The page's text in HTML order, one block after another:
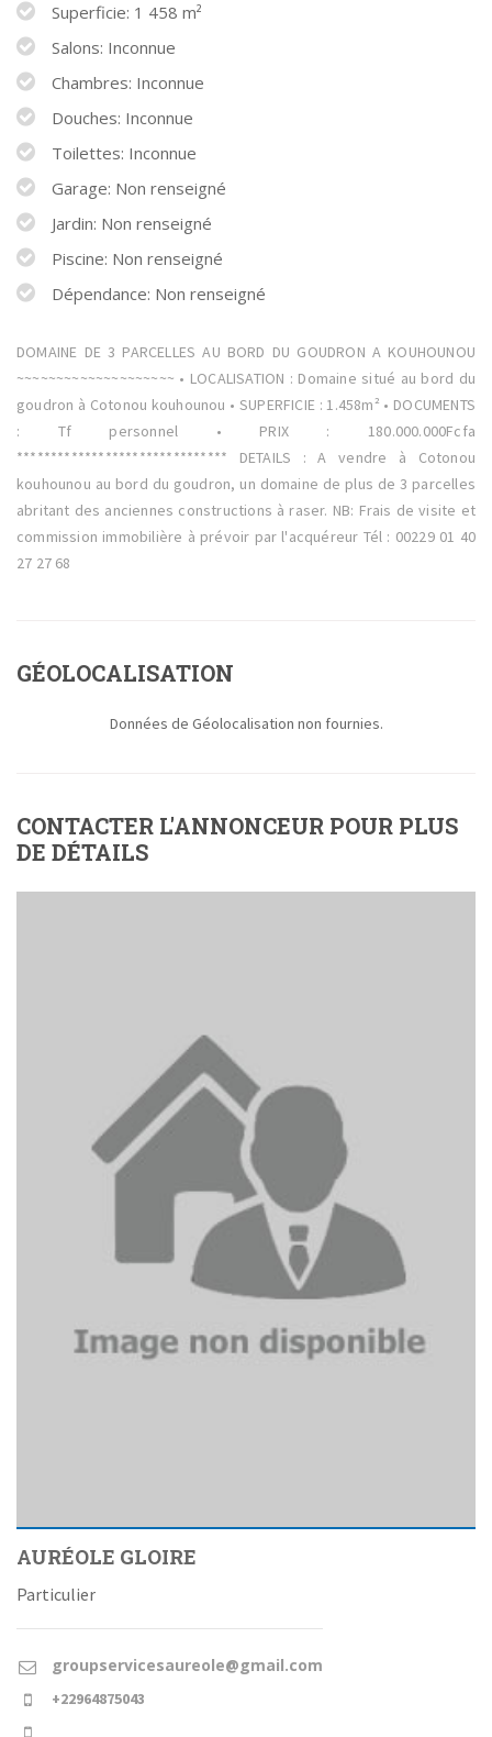
Superficie: 1 458 m²
Salons: Inconnue
Chambres: Inconnue
Douches: Inconnue
Toilettes: Inconnue
Garage: Non renseigné
Jardin: Non renseigné
Piscine: Non renseigné
Dépendance: Non renseigné
DOMAINE DE 3 PARCELLES AU BORD DU GOUDRON A KOUHOUNOU
~~~~~~~~~~~~~~~~~~~~ • LOCALISATION : Domaine situé au bord du
goudron à Cotonou kouhounou • SUPERFICIE : 1.458m² • DOCUMENTS
: Tf personnel • PRIX : 180.000.000Fcfa
******************************* DETAILS : A vendre à Cotonou
kouhounou au bord du goudron, un domaine de plus de 3 parcelles
abritant des anciennes constructions à raser. NB: Frais de visite et
commission immobilière à prévoir par l'acquéreur Tél : 00229 01 40
27 27 68
GÉOLOCALISATION
Données de Géolocalisation non fournies.
CONTACTER L'ANNONCEUR POUR PLUS
DE DÉTAILS
AURÉOLE GLOIRE
Particulier
groupservicesaureole@gmail.com
+22964875043